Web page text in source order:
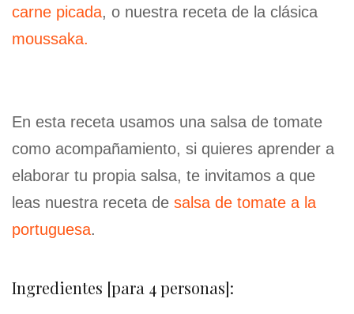
carne picada, o nuestra receta de la clásica
moussaka.
En esta receta usamos una salsa de tomate
como acompañamiento, si quieres aprender a
elaborar tu propia salsa, te invitamos a que
leas nuestra receta de salsa de tomate a la
portuguesa.
Ingredientes [para 4 personas]: